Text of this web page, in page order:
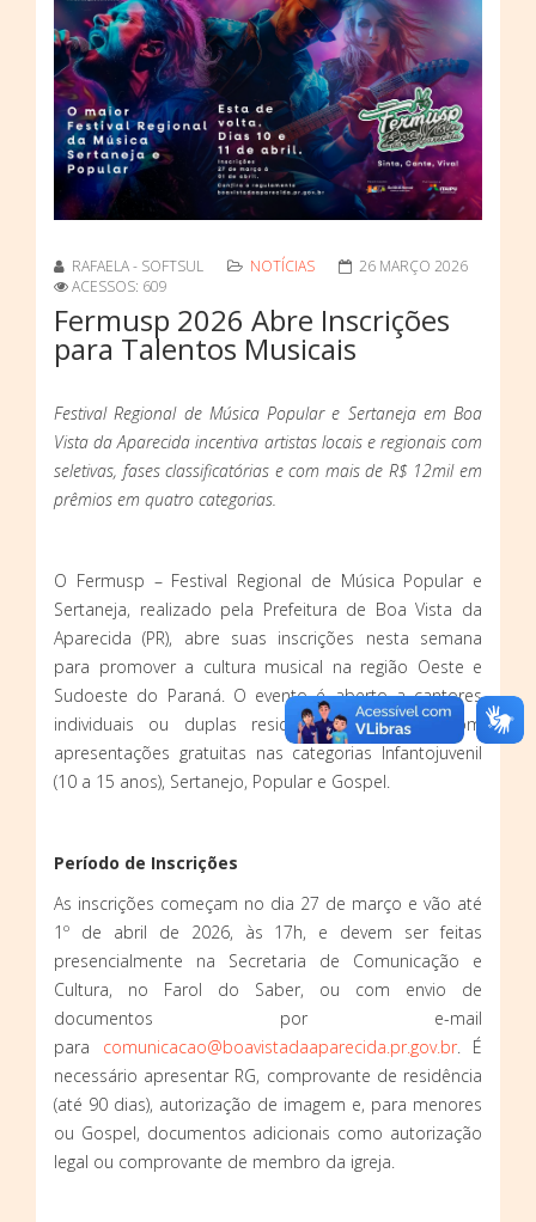
RAFAELA - SOFTSUL NOTÍCIAS
26 MARÇO 2026
ACESSOS: 609
Fermusp 2026 Abre Inscrições
para Talentos Musicais
Festival Regional de Música Popular e Sertaneja em Boa
Vista da Aparecida incentiva artistas locais e regionais com
seletivas, fases classificatórias e com mais de R$ 12mil em
prêmios em quatro categorias.
O Fermusp – Festival Regional de Música Popular e
Sertaneja, realizado pela Prefeitura de Boa Vista da
Aparecida (PR), abre suas inscrições nesta semana
para promover a cultura musical na região Oeste e
Sudoeste do Paraná. O evento é aberto a cantores
individuais ou duplas residentes na região, com
apresentações gratuitas nas categorias Infantojuvenil
(10 a 15 anos), Sertanejo, Popular e Gospel.
Período de Inscrições
As inscrições começam no dia 27 de março e vão até
1º de abril de 2026, às 17h, e devem ser feitas
presencialmente na Secretaria de Comunicação e
Cultura, no Farol do Saber, ou com envio de
documentos por e-mail
para comunicacao@boavistadaaparecida.pr.gov.br. É
necessário apresentar RG, comprovante de residência
(até 90 dias), autorização de imagem e, para menores
ou Gospel, documentos adicionais como autorização
legal ou comprovante de membro da igreja.